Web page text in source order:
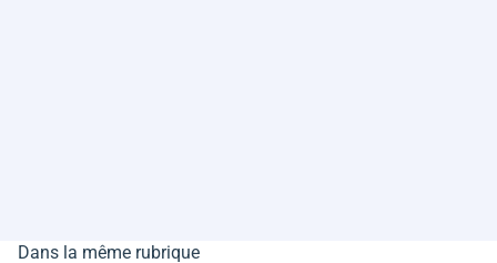
Dans la même rubrique